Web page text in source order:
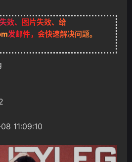
失效、图片失效、给
发邮件，会快速解决问题。
11:09:10